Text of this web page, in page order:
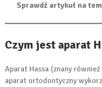
Sprawdź artykuł na
Czym jest aparat
Aparat Hassa (znany
aparat ortodontyczny